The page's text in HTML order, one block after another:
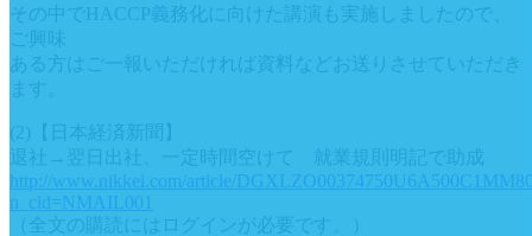
その中でHACCP義務化に向けた講演も実施しましたので、
ご興味
ある方はご一報いただければ資料などお送りさせていただき
ます。
(2)【日本経済新聞】
退社→翌日出社、一定時間空けて 就業規則明記で助成
http://www.nikkei.com/article/
n_cid=NMAIL001
（全文の購読にはログインが必要です。）